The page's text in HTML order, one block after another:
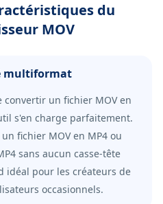
du
MOV
multiformat
convertir un fichier MOV en
s'en charge parfaitement.
fichier MOV en MP4 ou
sans aucun casse-tête
idéal pour les créateurs de
occasionnels.